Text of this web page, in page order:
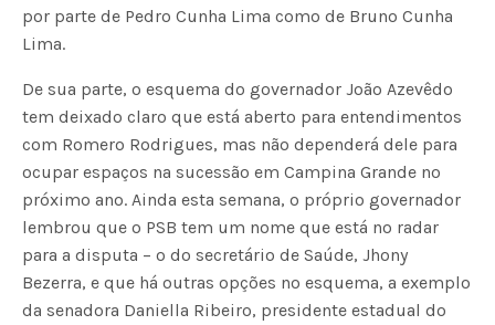
por parte de Pedro Cunha Lima como de Bruno Cunha
Lima.
De sua parte, o esquema do governador João Azevêdo
tem deixado claro que está aberto para entendimentos
com Romero Rodrigues, mas não dependerá dele para
ocupar espaços na sucessão em Campina Grande no
próximo ano. Ainda esta semana, o próprio governador
lembrou que o PSB tem um nome que está no radar
para a disputa – o do secretário de Saúde, Jhony
Bezerra, e que há outras opções no esquema, a exemplo
da senadora Daniella Ribeiro, presidente estadual do